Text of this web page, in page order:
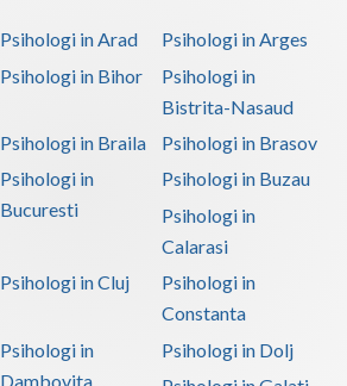
Psihologi in Arad
Psihologi in Arges
Psihologi in Bihor
Psihologi in
Bistrita-Nasaud
Psihologi in Braila
Psihologi in Brasov
Psihologi in
Bucuresti
Psihologi in Buzau
Psihologi in
Calarasi
Psihologi in Cluj
Psihologi in
Constanta
Psihologi in
Dambovita
Psihologi in Dolj